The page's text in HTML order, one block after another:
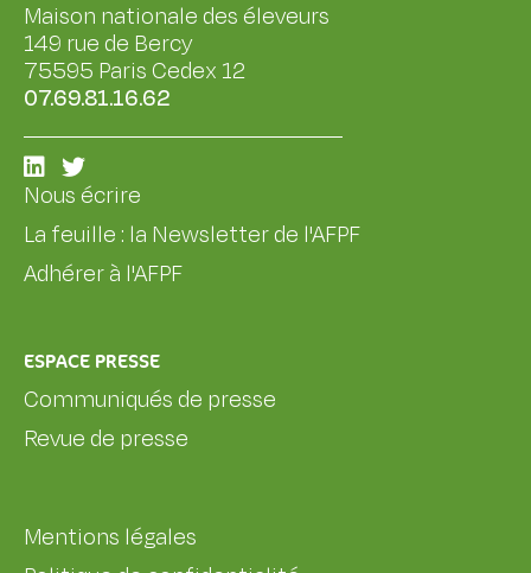
Maison nationale des éleveurs
149 rue de Bercy
75595 Paris Cedex 12
07.69.81.16.62
Nous écrire
La feuille : la Newsletter de l'AFPF
Adhérer à l'AFPF
ESPACE PRESSE
Communiqués de presse
Revue de presse
Mentions légales